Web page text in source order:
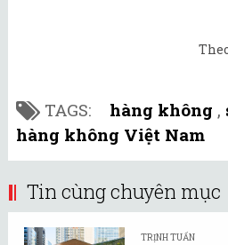
TAGS: hàng không ,
hàng không Việt Nam
Tin cùng chuyên mục
TRỊNH TUẤN